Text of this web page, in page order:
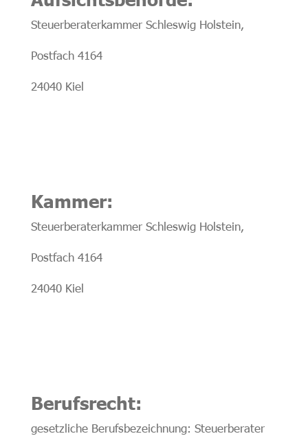
Steuerberaterkammer Schleswig Holstein,
Postfach 4164
24040 Kiel
Kammer:
Steuerberaterkammer Schleswig Holstein,
Postfach 4164
24040 Kiel
Berufsrecht:
gesetzliche Berufsbezeichnung: Steuerberater